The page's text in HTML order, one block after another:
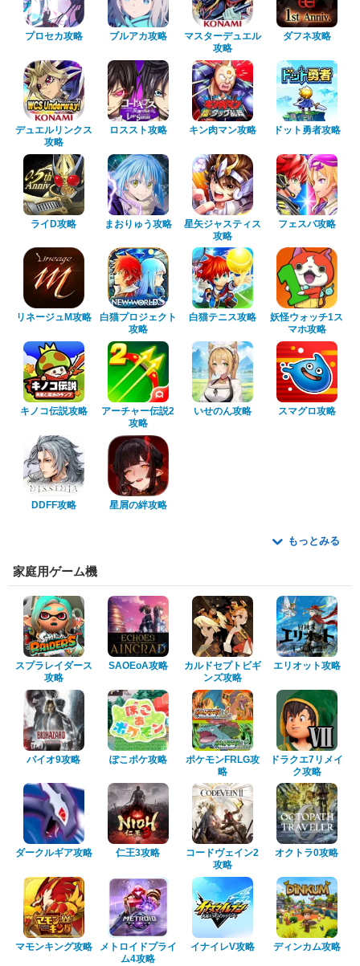
プロセカ攻略 ブルアカ攻略
マスターデュエル
攻略
ダフネ攻略
デュエルリンクス
攻略
ロススト攻略 キン肉マン攻略 ドット勇者攻略
ライD攻略 まおりゅう攻略
星矢ジャスティス
攻略
フェスバ攻略
リネージュM攻略
白猫プロジェクト
攻略
白猫テニス攻略
妖怪ウォッチ1ス
マホ攻略
キノコ伝説攻略
アーチャー伝説2
攻略
いせのん攻略 スマグロ攻略
DDFF攻略 星屑の絆攻略
もっとみる
家庭用ゲーム機
スプラレイダース
攻略
SAOEoA攻略
カルドセプトビギ
ンズ攻略
エリオット攻略
バイオ9攻略 ぽこポケ攻略
ポケモンFRLG攻
略
ドラクエ7リメイ
ク攻略
ダークルギア攻略 仁王3攻略
コードヴェイン2
攻略
オクトラ0攻略
マモンキング攻略
メトロイドプライ
ム4攻略
イナイレV攻略 ディンカム攻略